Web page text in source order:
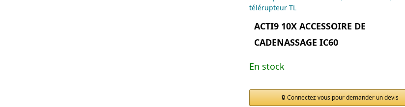
télérupteur TL
ACTI9 10X ACCESSOIRE DE
CADENASSAGE IC60
En stock
Connectez vous pour demander un devis